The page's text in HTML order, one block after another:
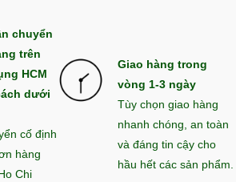
chuyển
trên
HCM
dưới
cố định
hàng
Chi
Giao hàng trong
vòng 1-3 ngày
Tùy chọn giao hàng
nhanh chóng, an toàn
và đáng tin cậy cho
hầu hết các sản phẩm.